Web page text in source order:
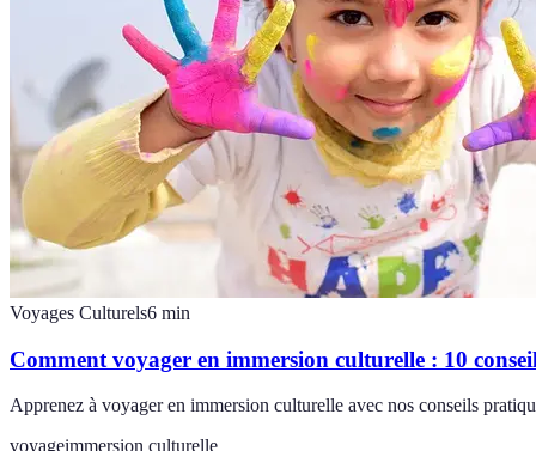
Voyages Culturels6 min
Comment voyager en immersion culturelle : 10
Apprenez à voyager en immersion culturelle avec nos conseils
voyageimmersion culturelle